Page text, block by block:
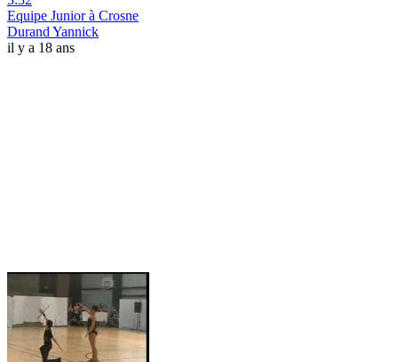
Equipe Junior à Crosne
Durand Yannick
il y a 18 ans